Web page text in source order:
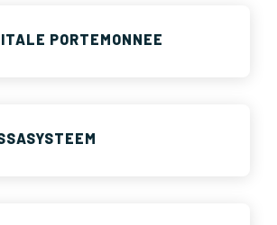
PORTEMONNEE